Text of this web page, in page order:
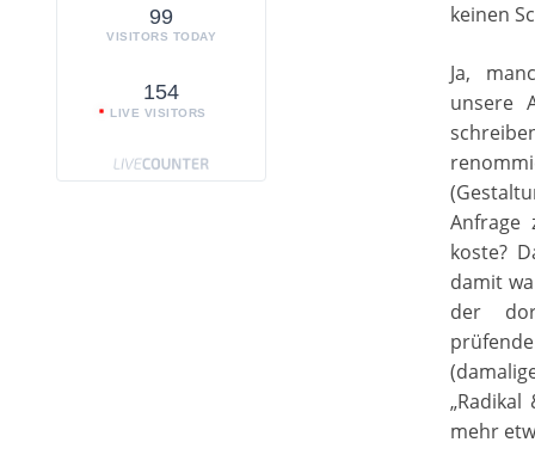
keinen
Ja,
unsere
Anfrage
koste?
damit
der
mehr
99
VISITORS TODAY
154
LIVE VISITORS